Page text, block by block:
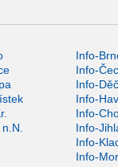
Info-
Info-
Info-
Info-
Info-
Info-
Info-
Info-